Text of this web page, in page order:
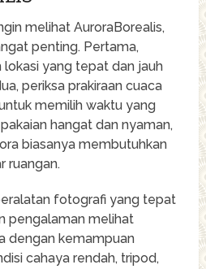
melihat AuroraBorealis,
penting. Pertama,
yang tepat dan jauh
periksa prakiraan cuaca
memilih waktu yang
hangat dan nyaman,
biasanya membutuhkan
ruangan.
fotografi yang tepat
pengalaman melihat
dengan kemampuan
cahaya rendah, tripod,